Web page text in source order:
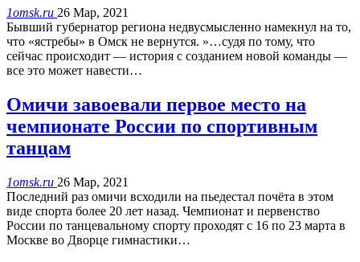
1omsk.ru 26 Мар, 2021
Бывший губернатор региона недвусмысленно намекнул на то,
что «ястребы» в Омск не вернутся. »…судя по тому, что
сейчас происходит — история с созданием новой команды —
все это может навести…
Омичи завоевали первое место на
чемпионате России по спортивным
танцам
1omsk.ru 26 Мар, 2021
Последний раз омичи всходили на пьедестал почёта в этом
виде спорта более 20 лет назад. Чемпионат и первенство
России по танцевальному спорту проходят с 16 по 23 марта в
Москве во Дворце гимнастики…